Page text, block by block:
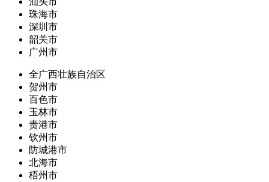
珠海市
深圳市
韶关市
广州市
全广西壮族自治区
贺州市
百色市
玉林市
贵港市
钦州市
防城港市
北海市
梧州市